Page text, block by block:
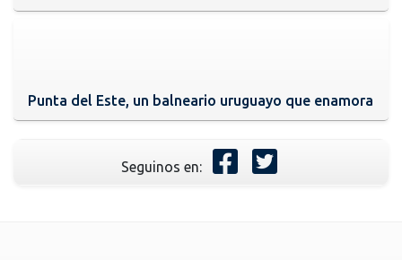
Punta del Este, un balneario uruguayo que enamora
Seguinos en: